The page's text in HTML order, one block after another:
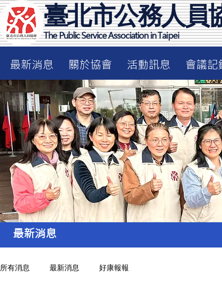
臺北市公務人員
The Public Service Association in Taipei
最新消息 關於協會 活動訊息 會議記
最新消息
所有消息 最新消息 好康報報